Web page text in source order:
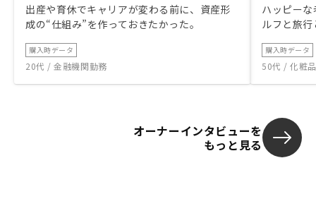
出産や育休でキャリアが変わる前に、資産形
成の“仕組み”を作っておきたかった。
購入時データ
20代 / 金融機関勤務
ハッピー
ルフと旅
購入時データ
50代 / 化粧
オーナーインタビューを
もっと見る